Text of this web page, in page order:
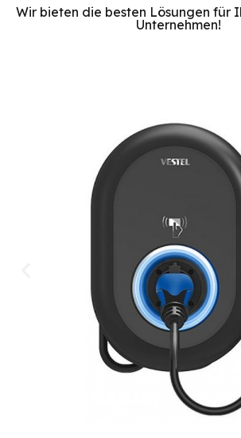
Wir bieten die besten Lösungen für
Unternehmen!